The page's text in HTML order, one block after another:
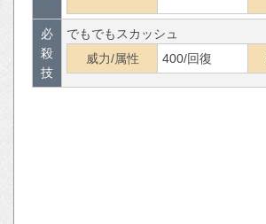
必
殺
技
でもでもスカッシュ
威力/属性
400/回復